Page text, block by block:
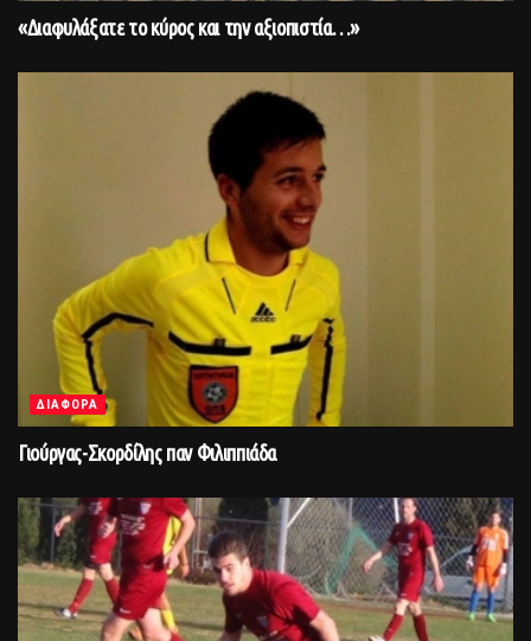
«Διαφυλάξατε το κύρος και την αξιoπιστία…»
ΔΙΑΦΟΡΑ
Γιούργας-Σκορδίλης παν Φιλιππιάδα